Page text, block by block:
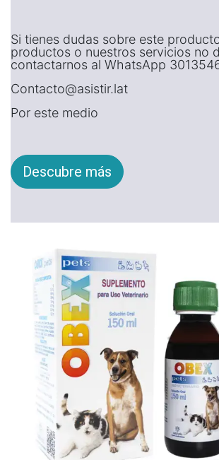
Si tienes dudas sobre este
productos o nuestros servicios no
contactarnos al WhatsApp
Contacto@asistir.lat
Por este medio
Descubre más